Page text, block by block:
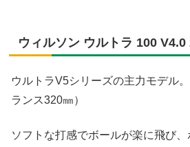
ウィルソン ウルトラ 100 V4.0
ウルトラV5シリーズの主力モデル
ランス320㎜）
ソフトな打感でボールが楽に飛び